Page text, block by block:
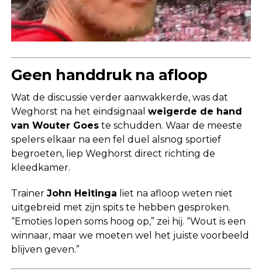
Geen handdruk na afloop
Wat de discussie verder aanwakkerde, was dat
Weghorst na het eindsignaal weigerde de hand
van Wouter Goeste schudden. Waar de meeste
spelers elkaar na een fel duel alsnog sportief
begroeten, liep Weghorst direct richting de
kleedkamer.
Trainer John Heitinga liet na afloop weten niet
uitgebreid met zijn spits te hebben gesproken.
“Emoties lopen soms hoog op,” zei hij. “Wout is een
winnaar, maar we moeten wel het juiste voorbeeld
blijven geven.”